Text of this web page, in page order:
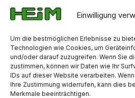
Einwilligung
Um die bestmöglichen Erlebnisse zu
Technologien wie Cookies, um
und/oder darauf zuzugreifen. Wenn Sie
zustimmen, können wir Daten wie Ihr
IDs auf dieser Website verarbeiten.
Ihre Zustimmung widerrufen, kann dies
Merkmale beeinträchtigen.
Speiseresterecycling